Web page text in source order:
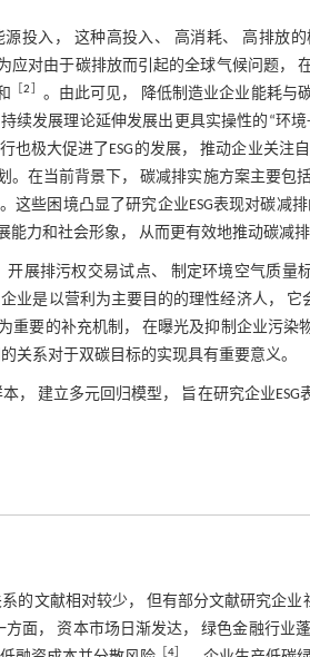
投入， 这种高投入、 高消耗、 高排放
应对由于碳排放而引起的全球气候问题，
［2
。由此可见， 降低制造业企业能耗与
发展理论延伸发展出更具实操性的“环境
也极大促进了ESG的发展， 推动企业关注
在当前背景下， 碳减排实施方案主要包
些困境凸显了研究企业ESG表现对碳减
力和社会形象， 从而更有效地推动碳减排
展排污权交易试点、 制定环境空气质量
业是以营利为主要目的的理性经济人，
重要的补充机制， 在曝光及抑制企业污染
关系对于双碳目标的实现具有重要意义。
， 建立多元回归模型， 旨在研究企业
的文献相对较少， 但有部分文献研究企
面， 资本市场日渐发达， 绿色金融行业
［4